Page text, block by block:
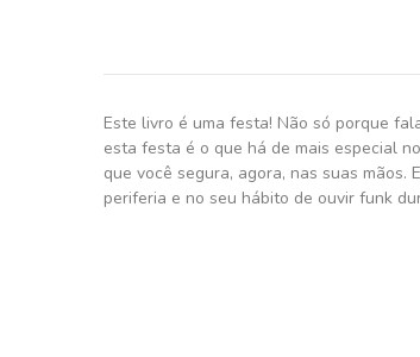
Este livro é uma festa! Não só porque
esta festa é o que há de mais especial
que você segura, agora, nas suas
periferia e no seu hábito de ouvir funk